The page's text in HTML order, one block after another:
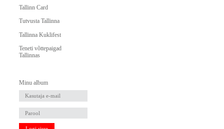
Tallinn Card
Tutvusta Tallinna
Tallinna Kuklifest
Teneti võttepaigad
Tallinnas
Minu album